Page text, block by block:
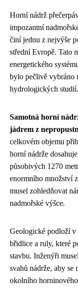
Horní nádrž
impozantní
činí jednu z nejvýše
střední Evropě. Tato
energetického
bylo pečlivě vybráno
hydrologických studií.
Samotná horní
jádrem z
celkovém objemu
horní nádrže
působivých 1270
enormního množství
musel zohledňovat
nadmořské výšce.
Geologické podloží v
břidlice a ruly, které
stavbu. Inženýři
svahů nádrže, aby
okolního